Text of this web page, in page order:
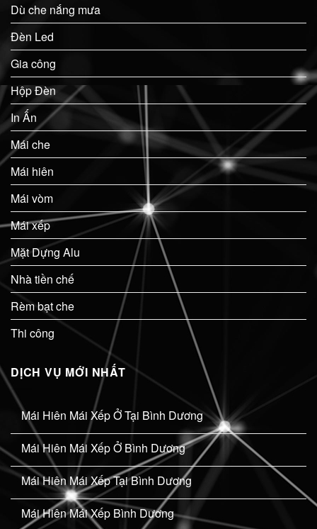
Dù che nắng mưa
Đèn Led
Gia công
Hộp Đèn
In Ấn
Mái che
Mái hiên
Mái vòm
Mái xếp
Mặt Dựng Alu
Nhà tiền chế
Rèm bạt che
Thi công
DỊCH VỤ MỚI NHẤT
Mái Hiên Mái Xếp Ở Tại Bình Dương
Mái Hiên Mái Xếp Ở Bình Dương
Mái Hiên Mái Xếp Tại Bình Dương
Mái Hiên Mái Xếp Bình Dương